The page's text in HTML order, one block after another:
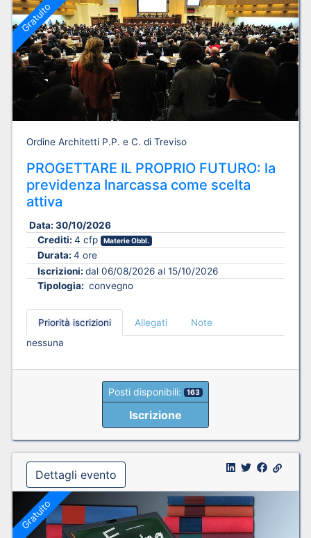
Gratuito
Ordine Architetti P.P. e C. di Treviso
PROGETTARE IL PROPRIO FUTURO: la
previdenza Inarcassa come scelta
attiva
Data: 30/10/2026
Crediti: 4 cfp Materie Obbl.
Durata: 4 ore
Iscrizioni: dal 06/08/2026 al 15/10/2026
Tipologia: convegno
Priorità iscrizioni Allegati
Note
nessuna
Posti disponibili: 163
Iscrizione
Dettagli evento
Gratuito